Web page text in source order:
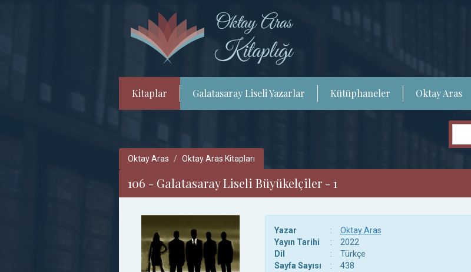
Kitaplar Galatasaray Liseli Yazarlar Kütüphaneler Oktay Aras
Oktay Aras Oktay Aras Kitapları
106 - Galatasaray Liseli Büyükelçiler - 1
Yazar :
Oktay Aras
Yayın Tarihi
:
2022
Dil
:
Türkçe
Sayfa Sayısı
:
438